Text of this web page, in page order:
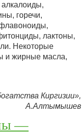
горечи,
лактоны,
Некоторые
и жирные масла,
Киргизии»,
А.Алтымышев
—